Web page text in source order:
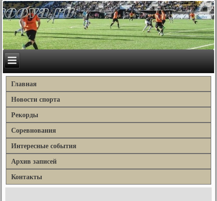
Главная
Новости спорта
Рекорды
Соревнования
Интересные события
Архив записей
Контакты